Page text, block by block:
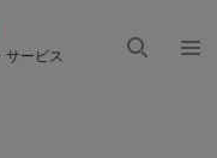
サービス